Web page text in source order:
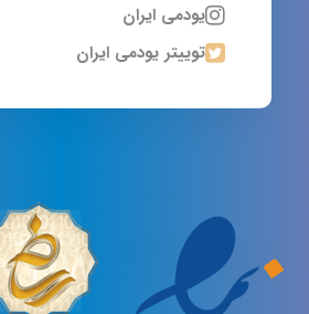
یودمی ایران
توییتر یودمی ایران